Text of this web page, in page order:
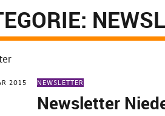
2015 NEWSLETTER
Newsletter